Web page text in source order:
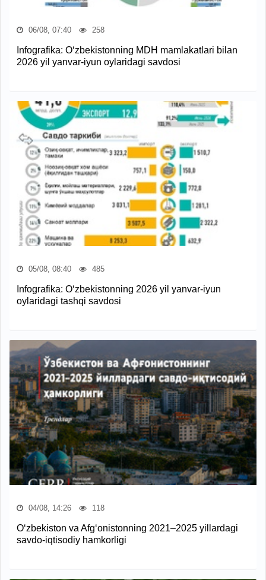
06/08, 07:40 258
Infografika: O‘zbekistonning MDH mamlakatlari bilan
2026 yil yanvar-iyun oylaridagi savdosi
05/08, 08:40 485
Infografika: O‘zbekistonning 2026 yil yanvar-iyun
oylaridagi tashqi savdosi
04/08, 14:26 118
O‘zbekiston va Afg‘onistonning 2021–2025 yillardagi
savdo-iqtisodiy hamkorligi